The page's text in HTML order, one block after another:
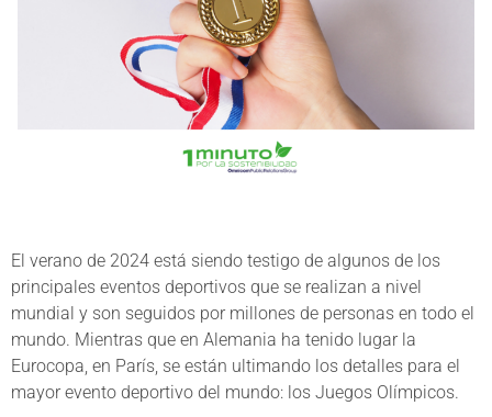
El verano de 2024 está siendo testigo de algunos de los
principales eventos deportivos que se realizan a nivel
mundial y son seguidos por millones de personas en todo el
mundo. Mientras que en Alemania ha tenido lugar la
Eurocopa, en París, se están ultimando los detalles para el
mayor evento deportivo del mundo: los Juegos Olímpicos.